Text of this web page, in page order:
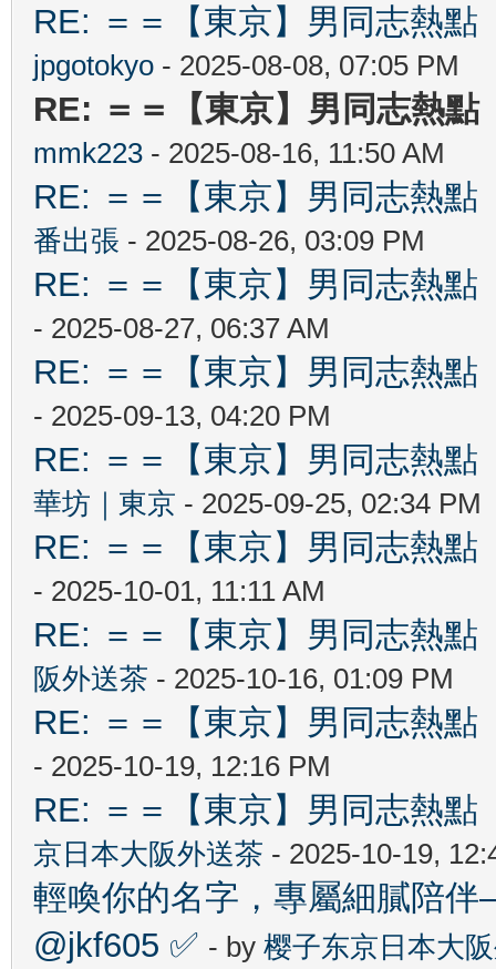
RE: ＝＝【東京】男同志熱
jpgotokyo - 2025-08-08, 07:05 PM
RE: ＝＝【東京】男同志熱
mmk223 - 2025-08-16, 11:50 AM
RE: ＝＝【東京】男同志熱
番出張 - 2025-08-26, 03:09 PM
RE: ＝＝【東京】男同志熱
- 2025-08-27, 06:37 AM
RE: ＝＝【東京】男同志熱
- 2025-09-13, 04:20 PM
RE: ＝＝【東京】男同志熱
華坊｜東京 - 2025-09-25, 02:34 PM
RE: ＝＝【東京】男同志熱
- 2025-10-01, 11:11 AM
RE: ＝＝【東京】男同志熱
阪外送茶 - 2025-10-16, 01:09 PM
RE: ＝＝【東京】男同志熱
- 2025-10-19, 12:16 PM
RE: ＝＝【東京】男同志熱
京日本大阪外送茶 - 2025-10-19,
輕喚你的名字，專屬細膩陪
@jkf605 ✅ - by 樱子东京日本大